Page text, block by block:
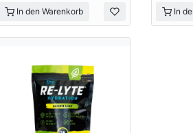
In den Warenkorb In